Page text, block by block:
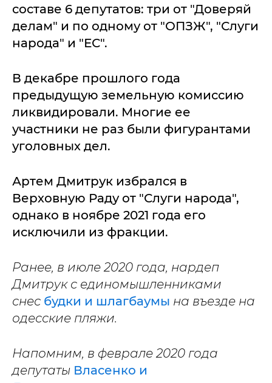
составе 6 депутатов: три от "Доверяй
делам" и по одному от "ОПЗЖ", "Слуги
народа" и "ЕС".
В декабре прошлого года
предыдущую земельную комиссию
ликвидировали. Многие ее
участники не раз были фигурантами
уголовных дел.
Артем Дмитрук избрался в
Верховную Раду от "Слуги народа",
однако в ноябре 2021 года его
исключили из фракции.
Ранее, в июле 2020 года, нардеп
Дмитрук с единомышленниками
снес будки и шлагбаумы на въезде на
одесские пляжи.
Напомним, в феврале 2020 года
депутаты Власенко и